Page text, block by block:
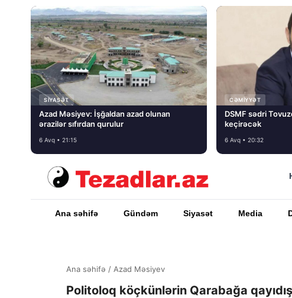
SIYASƏT
Azad Məsiyev: İşğaldan azad olunan
ərazilər sıfırdan qurulur
6 Avq • 21:15
CƏMIYYƏT
DSMF sədri
keçirəcək
6 Avq • 20:32
Ana səhifə Gündəm Siyasət Media
Ana səhifə / Azad Məsiyev
Politoloq köçkünlərin Qarabağa